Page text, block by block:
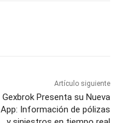
Artículo siguiente
Gexbrok Presenta su Nueva
App: Información de pólizas